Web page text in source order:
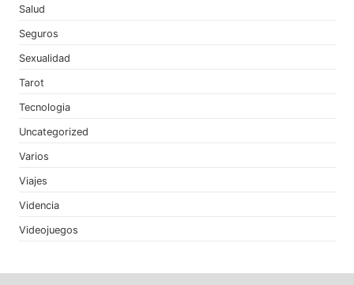
Salud
Seguros
Sexualidad
Tarot
Tecnologia
Uncategorized
Varios
Viajes
Videncia
Videojuegos